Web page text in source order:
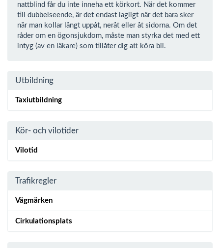
nattblind får du inte inneha ett körkort. När det kommer
till dubbelseende, är det endast lagligt när det bara sker
när man kollar långt uppåt, neråt eller åt sidorna. Om det
råder om en ögonsjukdom, måste man styrka det med ett
intyg (av en läkare) som tillåter dig att köra bil.
Utbildning
Taxiutbildning
Kör- och vilotider
Vilotid
Trafikregler
Vägmärken
Cirkulationsplats